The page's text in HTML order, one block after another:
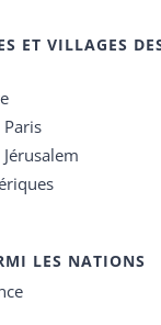
ET VILLAGES
Paris
LES NATIONS